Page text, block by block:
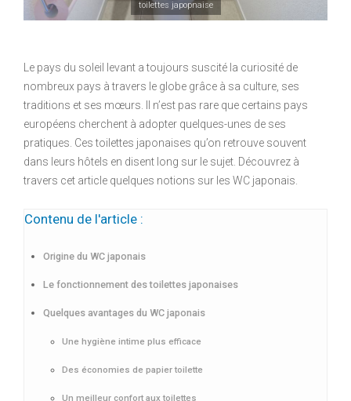
toilettes japopnaise
Le pays du soleil levant a toujours suscité la curiosité de
nombreux pays à travers le globe grâce à sa culture, ses
traditions et ses mœurs. Il n’est pas rare que certains pays
européens cherchent à adopter quelques-unes de ses
pratiques. Ces toilettes japonaises qu’on retrouve souvent
dans leurs hôtels en disent long sur le sujet. Découvrez à
travers cet article quelques notions sur les WC japonais.
Contenu de l'article :
Origine du WC japonais
Le fonctionnement des toilettes japonaises
Quelques avantages du WC japonais
Une hygiène intime plus efficace
Des économies de papier toilette
Un meilleur confort aux toilettes